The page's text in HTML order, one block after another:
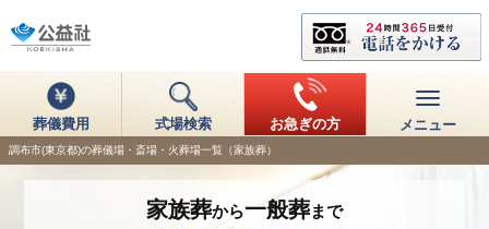
葬儀費用 式場検索 お急ぎの方 メニュー
調布市(東京都)の葬儀場・斎場・火葬場一覧（家族葬）
家族葬から一般葬まで